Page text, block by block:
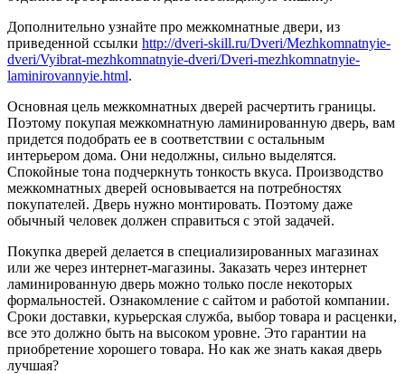
Дополнительно узнайте про межкомнатные двери, из
приведенной ссылки http://dveri-skill.ru/Dveri/Mezhkomnatnyie-
dveri/Vyibrat-mezhkomnatnyie-dveri/Dveri-mezhkomnatnyie-
laminirovannyie.html.
Основная цель межкомнатных дверей расчертить границы.
Поэтому покупая межкомнатную ламинированную дверь, вам
придется подобрать ее в соответствии с остальным
интерьером дома. Они недолжны, сильно выделятся.
Спокойные тона подчеркнуть тонкость вкуса. Производство
межкомнатных дверей основывается на потребностях
покупателей. Дверь нужно монтировать. Поэтому даже
обычный человек должен справиться с этой задачей.
Покупка дверей делается в специализированных магазинах
или же через интернет-магазины. Заказать через интернет
ламинированную дверь можно только после некоторых
формальностей. Ознакомление с сайтом и работой компании.
Сроки доставки, курьерская служба, выбор товара и расценки,
все это должно быть на высоком уровне. Это гарантии на
приобретение хорошего товара. Но как же знать какая дверь
лучшая?